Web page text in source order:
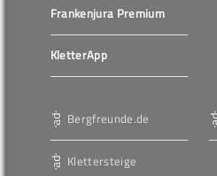
Frankenjura Premium
KletterApp
Bergfreunde.de
Klettersteige